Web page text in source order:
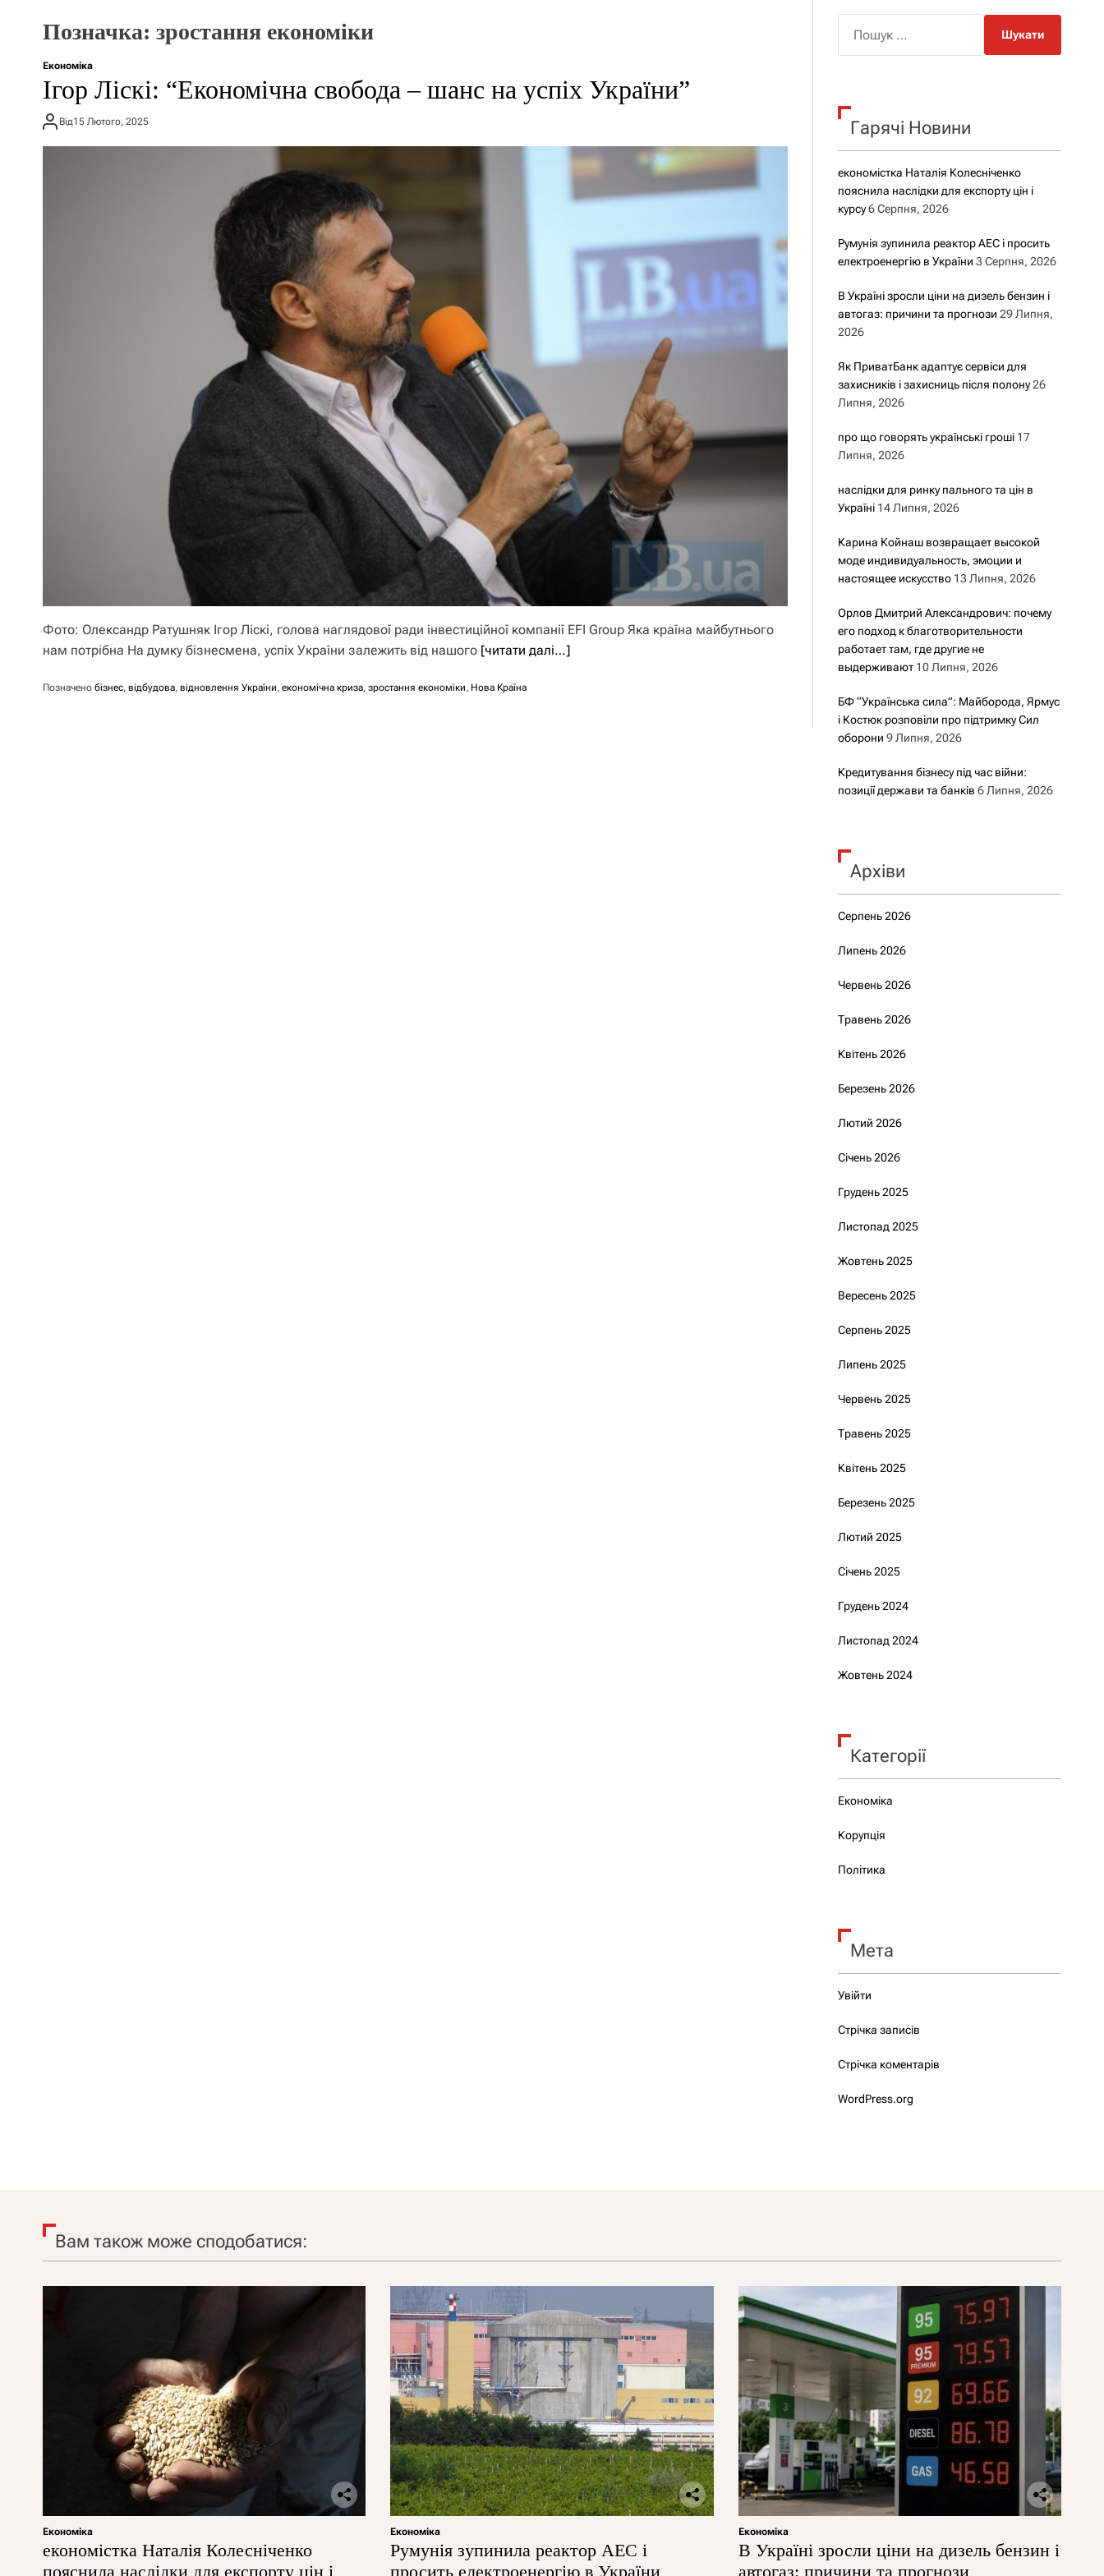
р
о
у
Позначка: зростання економіки
Економіка
Ігор Ліскі: “Економічна свобода – шанс на успіх України”
Від15 Лютого, 2025
Фото: Олександр Ратушняк Ігор Ліскі, голова наглядової ради інвестиційної компанії EFI Group Яка країна майбутнього
нам потрібна На думку бізнесмена, успіх України залежить від нашого [читати далі…]
Позначено бізнес, відбудова, відновлення України, економічна криза, зростання економіки, Нова Країна
к
Гарячі Новини
економістка Наталія Колесніченко
пояснила наслідки для експорту цін і
курсу 6 Серпня, 2026
Румунія зупинила реактор АЕС і просить
електроенергію в України 3 Серпня, 2026
В Україні зросли ціни на дизель бензин і
автогаз: причини та прогнози 29 Липня,
2026
Як ПриватБанк адаптує сервіси для
захисників і захисниць після полону 26
Липня, 2026
про що говорять українські гроші 17
Липня, 2026
наслідки для ринку пального та цін в
Україні 14 Липня, 2026
Карина Койнаш возвращает высокой
моде индивидуальность, эмоции и
настоящее искусство 13 Липня, 2026
Орлов Дмитрий Александрович: почему
его подход к благотворительности
работает там, где другие не
выдерживают 10 Липня, 2026
БФ “Українська сила”: Майборода, Ярмус
і Костюк розповіли про підтримку Сил
оборони 9 Липня, 2026
Кредитування бізнесу під час війни:
позиції держави та банків 6 Липня, 2026
Архіви
Серпень 2026
Липень 2026
Червень 2026
Травень 2026
Квітень 2026
Березень 2026
Лютий 2026
Січень 2026
Грудень 2025
Листопад 2025
Жовтень 2025
Вересень 2025
Серпень 2025
Липень 2025
Червень 2025
Травень 2025
Квітень 2025
Березень 2025
Лютий 2025
Січень 2025
Грудень 2024
Листопад 2024
Жовтень 2024
Категорії
Економіка
Корупція
Політика
Мета
Увійти
Стрічка записів
Стрічка коментарів
WordPress.org
Вам також може сподобатися:
Економіка
економістка Наталія Колесніченко
пояснила наслідки для експорту цін і
Економіка
Румунія зупинила реактор АЕС і
просить електроенергію в України
Економіка
В Україні зросли ціни на дизель бензин і
автогаз: причини та прогнози